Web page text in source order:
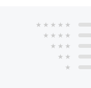
★ ★ ★ ★ ★
★ ★ ★ ★
★ ★ ★
★ ★
★